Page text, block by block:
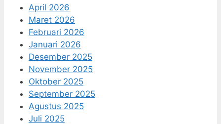
April 2026
Maret 2026
Februari 2026
Januari 2026
Desember 2025
November 2025
Oktober 2025
September 2025
Agustus 2025
Juli 2025